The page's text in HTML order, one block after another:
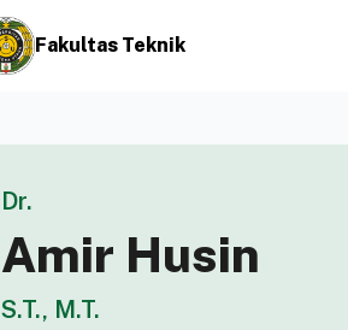
Fakultas Teknik
Dr.
Amir Husin
S.T., M.T.